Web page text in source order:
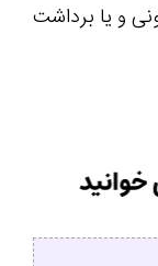
و یا برداشت